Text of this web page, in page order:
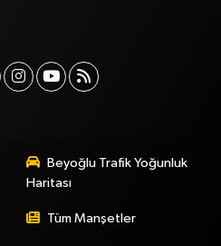
Beyoğlu Trafik Yoğunluk
Haritası
Tüm Manşetler